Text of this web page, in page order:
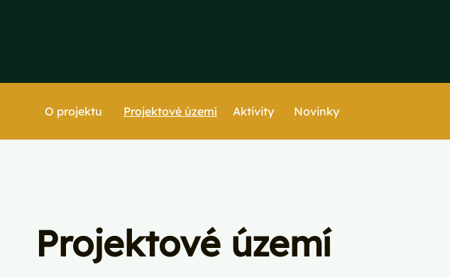
Projektové území
O projektu Projektové území Novinky